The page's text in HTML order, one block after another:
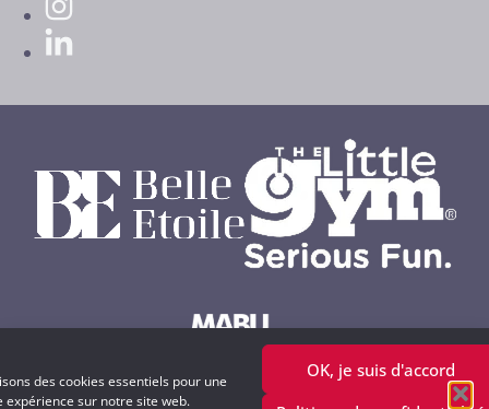
des cookies essentiels pour une
expérience sur notre site web.
OK, je suis d'accord
Powered by MABU Concepts S.A.